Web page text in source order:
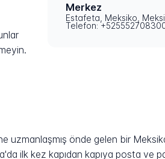
Merkez
Estafeta, Meksiko,
Telefon:
önde gelen bir
ilk kez kapıdan kapıya posta ve